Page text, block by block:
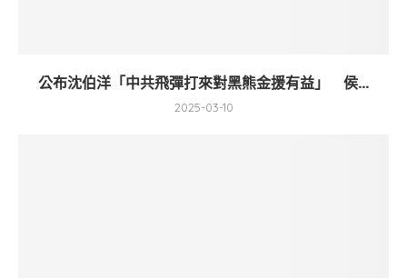
公布沈伯洋「中共飛彈打來對黑熊金援有益」 侯...
2025-03-10